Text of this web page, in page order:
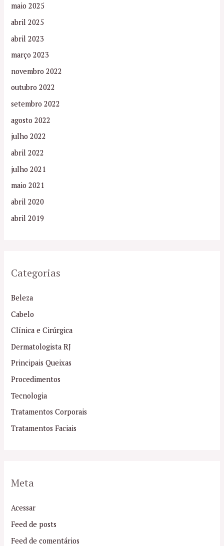
maio 2025
abril 2025
abril 2023
março 2023
novembro 2022
outubro 2022
setembro 2022
agosto 2022
julho 2022
abril 2022
julho 2021
maio 2021
abril 2020
abril 2019
Categorias
Beleza
Cabelo
Clínica e Cirúrgica
Dermatologista RJ
Principais Queixas
Procedimentos
Tecnologia
Tratamentos Corporais
Tratamentos Faciais
Meta
Acessar
Feed de posts
Feed de comentários